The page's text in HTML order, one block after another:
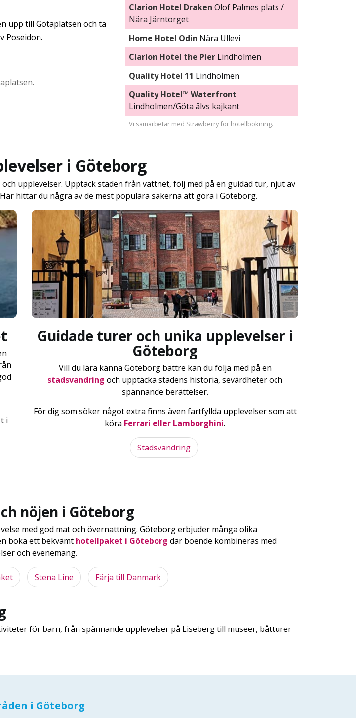
upp till Götaplatsen och ta
Poseidon.
Clarion Hotel Draken Olof Palmes plats /
Nära Järntorget
Home Hotel Odin Nära Ullevi
Clarion Hotel the Pier Lindholmen
Quality Hotel 11 Lindholmen
Quality Hotel™ Waterfront
Lindholmen/Göta älvs kajkant
Vi samarbetar med Strawberry för hotellbokning.
i Göteborg
upplevelser. Upptäck staden från vattnet, följ med på en guidad tur, njut av
hittar du några av de mest populära sakerna att göra i Göteborg.
i
Guidade turer och unika upplevelser i
Göteborg
Vill du lära känna Göteborg bättre kan du följa med på en
stadsvandring och upptäcka stadens historia, sevärdheter och
spännande berättelser.
För dig som söker något extra finns även fartfyllda upplevelser som att
köra Ferrari eller Lamborghini.
Stadsvandring
nöjen i Göteborg
med god mat och övernattning. Göteborg erbjuder många olika
boka ett bekvämt hotellpaket i Göteborg där boende kombineras med
och evenemang.
Stena Line Färja till Danmark
för barn, från spännande upplevelser på Liseberg till museer, båtturer
i Göteborg